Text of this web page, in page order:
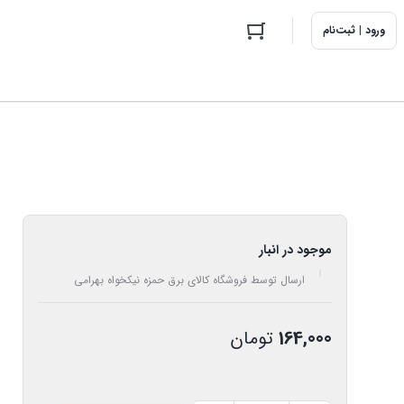
ورود | ثبت‌نام
موجود در انبار
ارسال توسط فروشگاه کالای برق حمزه نیکخواه بهرامی
164,000 تومان